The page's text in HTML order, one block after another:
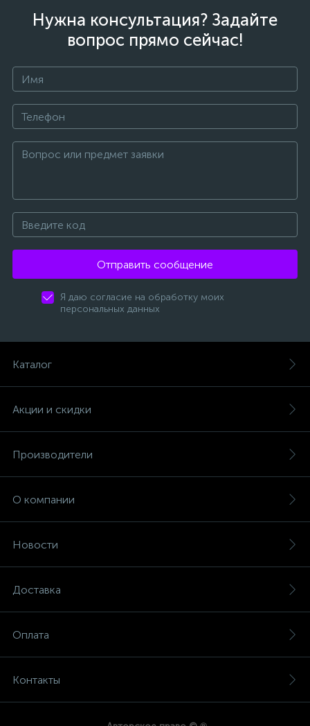
Нужна консультация? Задайте
вопрос прямо сейчас!
Отправить сообщение
Я даю согласие на обработку моих
персональных данных
Каталог
Акции и скидки
Производители
О компании
Новости
Доставка
Оплата
Контакты